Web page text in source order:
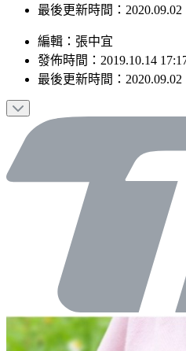
最後更新時間：2020.09.02
編輯 ： 張中宜
發佈時間： 2019.10.14
最後更新時間： 2020.09.02